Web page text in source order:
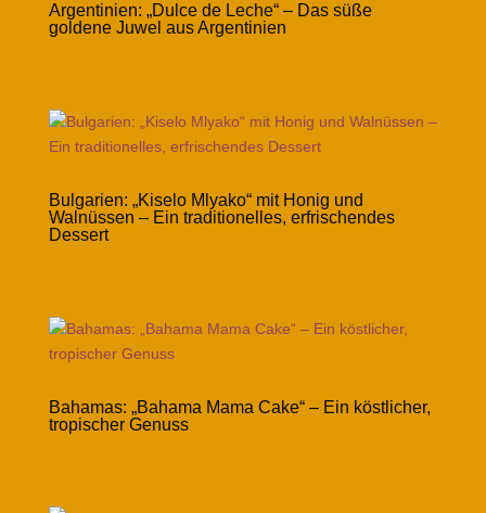
Argentinien: „Dulce de Leche“ – Das süße
goldene Juwel aus Argentinien
Bulgarien: „Kiselo Mlyako“ mit Honig und
Walnüssen – Ein traditionelles, erfrischendes
Dessert
Bahamas: „Bahama Mama Cake“ – Ein köstlicher,
tropischer Genuss